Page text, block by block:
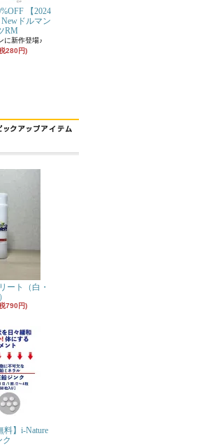
【2024
ドルマン
RM
に新作登場♪
280円)
ート（白・
790円)
料】i-Nature
ク